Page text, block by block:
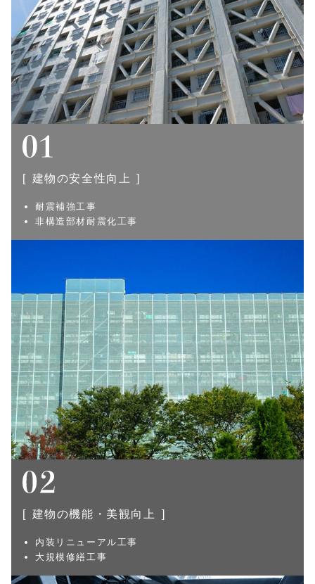
建物の安全性向上
耐震補強工事
非構造部材耐震化工事
建物の機能・美観向上
内装リニューアル工事
大規模修繕工事